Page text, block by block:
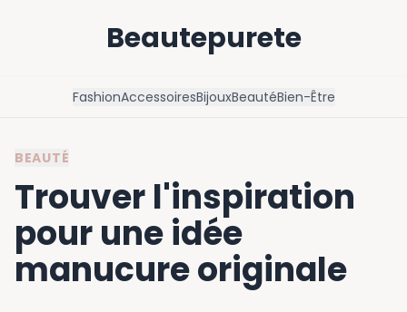
Beautepurete
FashionAccessoiresBijouxBeautéBien-Être
BEAUTÉ
Trouver l'inspiration
pour une idée
manucure originale